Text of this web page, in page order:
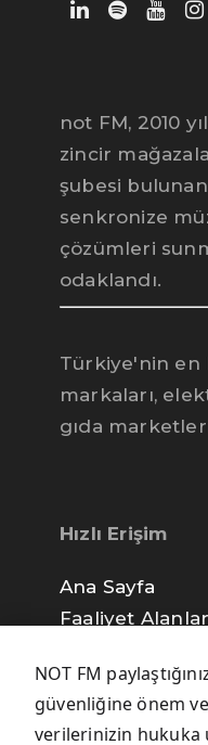
not FM, 2010
zincir
şubesi
senkronize
çözümleri
odaklandı.
Türkiye'nin en
markaları,
gıda
Hızlı Erişim
Ana Sayfa
Faaliyet
Gizlilik
NOT FM
güvenliğine önem
verilerinizin hukuka